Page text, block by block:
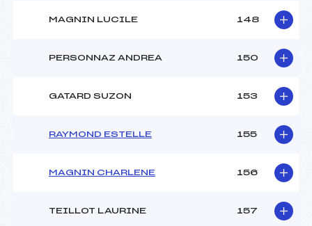
MAGNIN LUCILE 148
PERSONNAZ ANDREA 150
GATARD SUZON 153
RAYMOND ESTELLE 155
MAGNIN CHARLENE 156
TEILLOT LAURINE 157